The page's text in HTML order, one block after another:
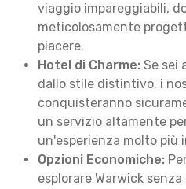
viaggio impareggiabili,
meticolosamente
piacere.
Hotel di Charme: Se sei
dallo stile distintivo, i
conquisteranno
un servizio altamente
un'esperienza molto più
Opzioni Economiche:
esplorare Warwick